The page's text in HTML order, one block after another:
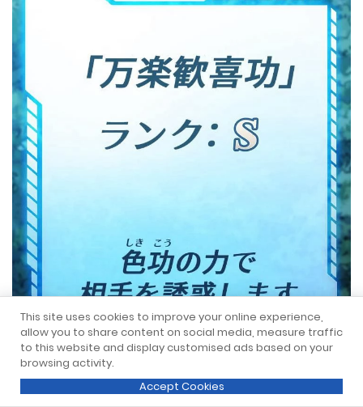
This site uses cookies to improve your online experience,
allow you to share content on social media, measure traffic
to this website and display customised ads based on your
browsing activity.
Accept Cookies